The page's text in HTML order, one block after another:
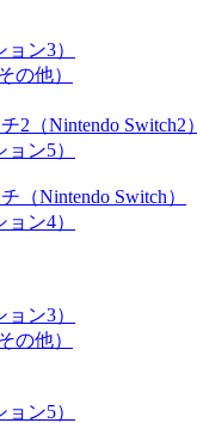
ン3）
の他）
2（Nintendo Switch2）
ン5）
（Nintendo Switch）
ン4）
ン3）
の他）
ン5）